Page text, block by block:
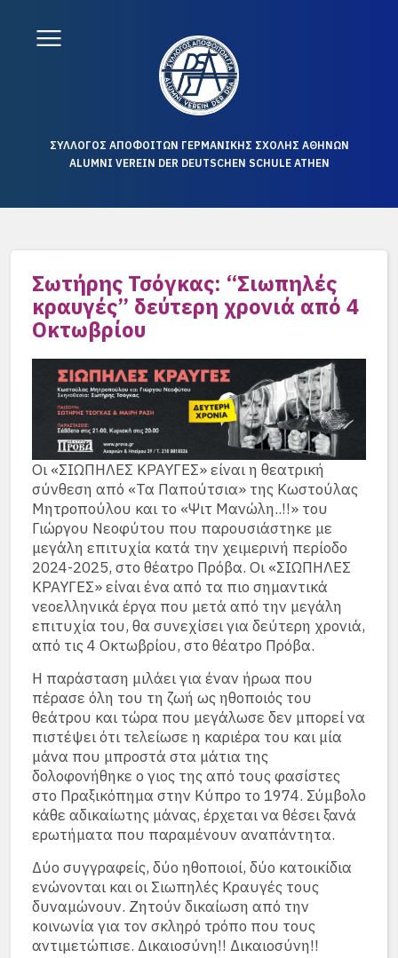
ΣΥΛΛΟΓΟΣ ΑΠΟΦΟΙΤΩΝ ΓΕΡΜΑΝΙΚΗΣ ΣΧΟΛΗΣ ΑΘΗΝΩΝ
ALUMNI VEREIN DER DEUTSCHEN SCHULE ATHEN
Σωτήρης Τσόγκας: “Σιωπηλές
κραυγές” δεύτερη χρονιά από 4
Οκτωβρίου
Οι «ΣΙΩΠΗΛΕΣ ΚΡΑΥΓΕΣ» είναι η θεατρική
σύνθεση από «Τα Παπούτσια» της Κωστούλας
Μητροπούλου και το «Ψιτ Μανώλη..!!» του
Γιώργου Νεοφύτου που παρουσιάστηκε με
μεγάλη επιτυχία κατά την χειμερινή περίοδο
2024-2025, στο θέατρο Πρόβα. Οι «ΣΙΩΠΗΛΕΣ
ΚΡΑΥΓΕΣ» είναι ένα από τα πιο σημαντικά
νεοελληνικά έργα που μετά από την μεγάλη
επιτυχία του, θα συνεχίσει για δεύτερη χρονιά,
από τις 4 Οκτωβρίου, στο θέατρο Πρόβα.
Η παράσταση μιλάει για έναν ήρωα που
πέρασε όλη του τη ζωή ως ηθοποιός του
θεάτρου και τώρα που μεγάλωσε δεν μπορεί να
πιστέψει ότι τελείωσε η καριέρα του και μία
μάνα που μπροστά στα μάτια της
δολοφονήθηκε ο γιος της από τους φασίστες
στο Πραξικόπημα στην Κύπρο το 1974. Σύμβολο
κάθε αδικαίωτης μάνας, έρχεται να θέσει ξανά
ερωτήματα που παραμένουν αναπάντητα.
Δύο συγγραφείς, δύο ηθοποιοί, δύο κατοικίδια
ενώνονται και οι Σιωπηλές Κραυγές τους
δυναμώνουν. Ζητούν δικαίωση από την
κοινωνία για τον σκληρό τρόπο που τους
αντιμετώπισε. Δικαιοσύνη!! Δικαιοσύνη!!